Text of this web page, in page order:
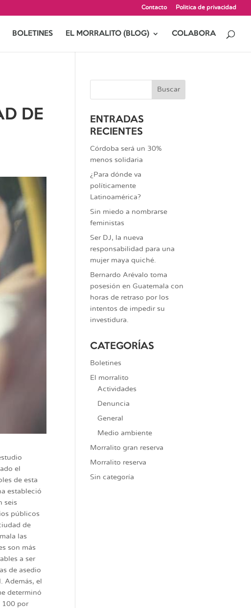
Contacto Política de privacidad
BOLETINES EL MORRALITO (BLOG) COLABORA
DE
el
de esta
estableció
seis
públicos
de
las
son más
a ser
de asedio
Además, el
determinó
100 por
ENTRADAS
RECIENTES
Córdoba será un 30%
menos solidaria
¿Para dónde va
políticamente
Latinoamérica?
Sin miedo a nombrarse
feministas
Ser DJ, la nueva
responsabilidad para una
mujer maya quiché.
Bernardo Arévalo toma
posesión en Guatemala con
horas de retraso por los
intentos de impedir su
investidura.
CATEGORÍAS
Boletines
El morralito
Actividades
Denuncia
General
Medio ambiente
Morralito gran reserva
Morralito reserva
Sin categoría